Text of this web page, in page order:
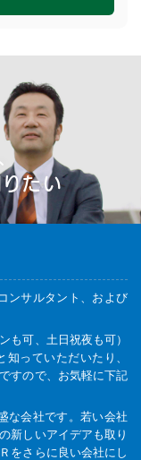
たい
ンサルタント、および
も可、土日祝夜も可）
っていただいたり、
すので、お気軽に下記
な会社です。若い会社
新しいアイデアも取り
をさらに良い会社にし